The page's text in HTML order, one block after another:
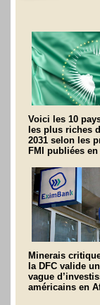
Voici les 10
les plus riches
2031 selon les
FMI publiées
Minerais
la DFC valide
vague
américains en